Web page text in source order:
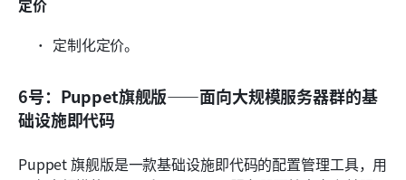
定价
定制化定价。
6号：Puppet旗舰版——面向大规模服务器群的基
础设施即代码
Puppet 旗舰版是一款基础设施即代码的配置管理工具，用